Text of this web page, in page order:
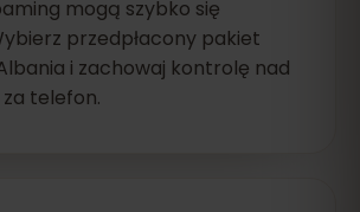
mogą szybko się
przedpłacony pakiet
i zachowaj kontrolę nad
telefon.